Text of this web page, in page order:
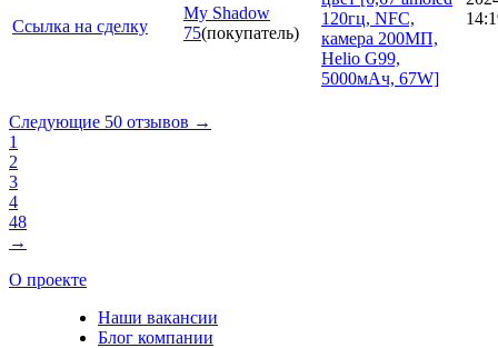
Ссылка на сделку
My Shadow
75(покупатель)
120гц, NFC,
камера 200МП,
Helio G99,
5000мАч, 67W]
Следующие 50 отзывов →
1
2
3
4
48
→
О проекте
Наши вакансии
Блог компании